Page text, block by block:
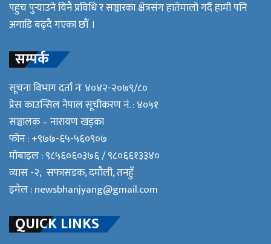
पहुच पुर्‍याउने यिनै प्रविधि र सञ्चारका क्षेत्रसंग हातेमालो गर्दै हामी पनि
अगाडि बढ्दै गएका छौं ।
सम्पर्क
सूचना विभाग दर्ता नंः ४०४२-२०७९/८०
प्रेस काउन्सिल नेपाल सूचीकरण नं. : ४०५१
सञ्चालक – नारायण खड्का
फोन : +९७७-६५-५६०९०७
मोबाइल : ९८५६०६०३७६ / ९८०६६१३३४०
व्यास -२, सफासडक, दमौली, तनहुँ
इमेल :newsbhanjyang@gmail.com
QUICK LINKS